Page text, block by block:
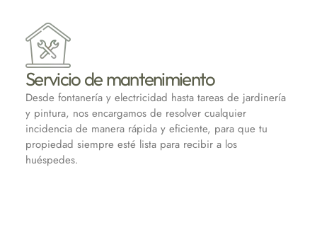
Servicio de mantenimiento
Desde fontanería y electricidad hasta tareas de jardinería
y pintura, nos encargamos de resolver cualquier
incidencia de manera rápida y eficiente, para que tu
propiedad siempre esté lista para recibir a los
huéspedes.